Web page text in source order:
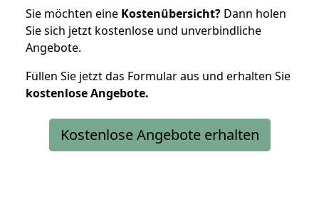
Sie möchten eine Kostenübersicht? Dann holen
Sie sich jetzt kostenlose und unverbindliche
Angebote.
Füllen Sie jetzt das Formular aus und erhalten Sie
kostenloseAngebote.
Kostenlose Angebote erhalten